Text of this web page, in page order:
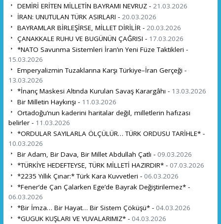
DEMİRİ ERİTEN MİLLETİN BAYRAMI NEVRUZ - 21.03.2026
İRAN: UNUTULAN TÜRK ASIRLARI - 20.03.2026
BAYRAMLAR BİRLEŞİRSE, MİLLET DİRİLİR - 20.03.2026
ÇANAKKALE RUHU VE BUGÜNÜN ÇAĞRISI - 17.03.2026
*NATO Savunma Sistemleri İran’ın Yeni Füze Taktikleri -
15.03.2026
Emperyalizmin Tuzaklarına Karşı Türkiye–İran Gerçeği -
13.03.2026
*İnanç Maskesi Altında Kurulan Savaş Karargâhı - 13.03.2026
Bir Milletin Haykırışı - 11.03.2026
Ortadoğu’nun kaderini haritalar değil, milletlerin hafızası
belirler - 11.03.2026
*ORDULAR SAYILARLA ÖLÇÜLÜR… TÜRK ORDUSU TARİHLE* -
10.03.2026
Bir Adam, Bir Dava, Bir Millet Abdullah Çatlı - 09.03.2026
*TÜRKİYE HEDEFTEYSE, TÜRK MİLLETİ HAZIRDIR* - 07.03.2026
*2235 Yıllık Çınar:* Türk Kara Kuvvetleri - 06.03.2026
*Fener’de Çan Çalarken Ege’de Bayrak Değiştirilemez* -
06.03.2026
*Bir İmza… Bir Hayat… Bir Sistem Çöküşü* - 04.03.2026
*GUGUK KUŞLARI VE YUVALARIMIZ* - 04.03.2026